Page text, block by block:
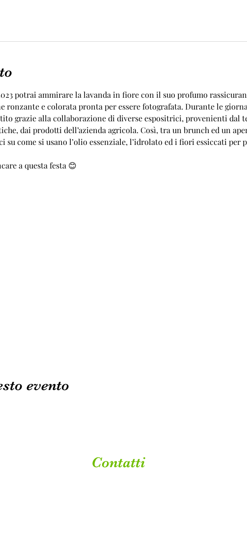
potrai ammirare la lavanda in fiore con il suo profumo
ronzante e colorata pronta per essere fotografata. Durante le
grazie alla collaborazione di diverse espositrici, provenienti dal
dai prodotti dell’azienda agricola. Così, tra un brunch ed un
su come si usano l’olio essenziale, l’idrolato ed i fiori essiccati per
a questa festa 😊
evento
Contatti